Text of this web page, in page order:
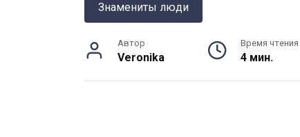
Знамениты люди
Автор
Veronika
Время чтения
4 мин.